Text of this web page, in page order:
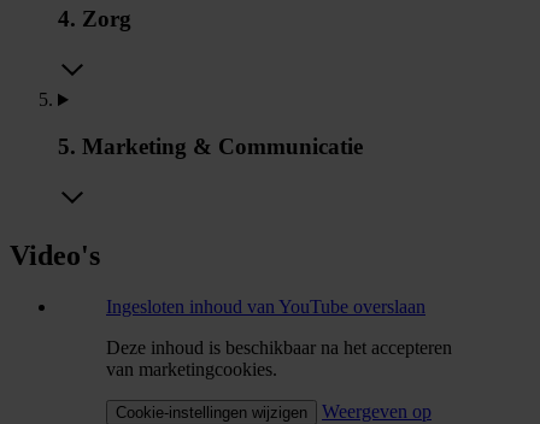
4. Zorg
5. Marketing & Communicatie
Video's
Ingesloten inhoud van YouTube overslaan
Deze inhoud is beschikbaar na het accepteren
van marketingcookies.
Cookie-instellingen wijzigen
Weergeven op